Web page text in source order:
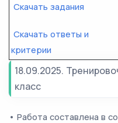
Скачать задания
Скачать ответы и
критерии
18.09.2025.
класс
• Работа составлена в